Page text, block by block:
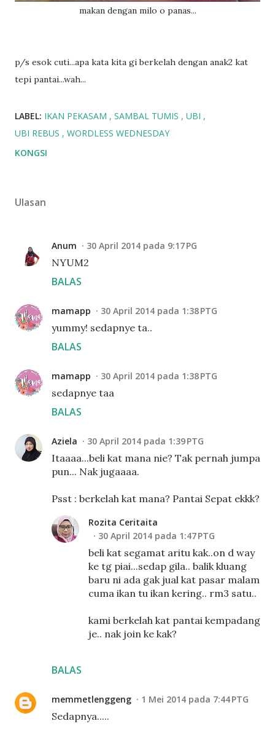
makan dengan milo o panas...
p/s esok cuti...apa kata kita gi berkelah dengan anak2 kat
tepi pantai...wah...
LABEL: IKAN PEKASAM SAMBAL TUMIS
UBI
UBI REBUS
WORDLESS WEDNESDAY
KONGSI
Ulasan
Anum 30 April 2014 pada 9:17 PG
NYUM2
BALAS
mamapp 30 April 2014 pada 1:38 PTG
yummy! sedapnye ta..
BALAS
mamapp 30 April 2014 pada 1:38 PTG
sedapnye taa
BALAS
Aziela 30 April 2014 pada 1:39 PTG
Itaaaa...beli kat mana nie? Tak pernah jumpa
pun... Nak jugaaaa.
Psst : berkelah kat mana? Pantai Sepat ekkk?
BALAS
Rozita Ceritaita
30 April 2014 pada 1:47 PTG
beli kat segamat aritu kak..on d way
ke tg piai...sedap gila.. balik kluang
baru ni ada gak jual kat pasar malam
cuma ikan tu ikan kering.. rm3 satu..
kami berkelah kat pantai kempadang
je.. nak join ke kak?
memmetlenggeng 1 Mei 2014 pada 7:44 PTG
Sedapnya.....